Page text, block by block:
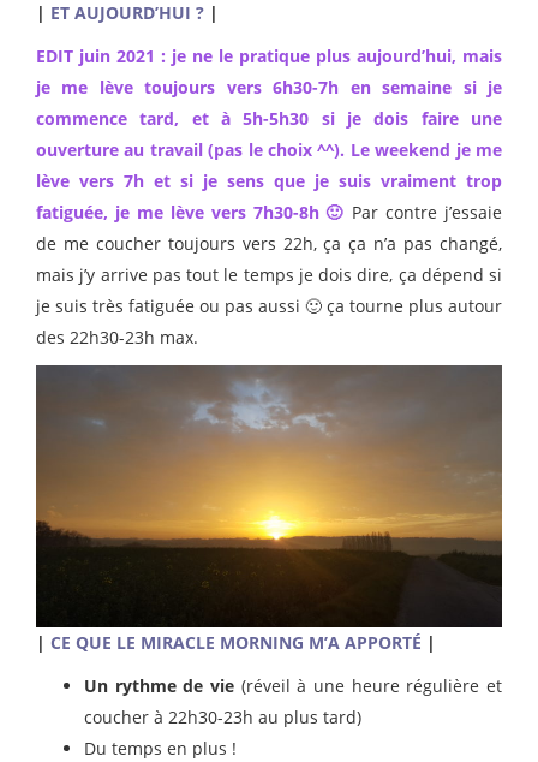
| ET AUJOURD’HUI ? |
EDIT juin 2021 : je ne le pratique plus aujourd’hui, mais
je me lève toujours vers 6h30-7h en semaine si je
commence tard, et à 5h-5h30 si je dois faire une
ouverture au travail (pas le choix ^^). Le weekend je me
lève vers 7h et si je sens que je suis vraiment trop
fatiguée, je me lève vers 7h30-8h 🙂 Par contre j’essaie
de me coucher toujours vers 22h, ça ça n’a pas changé,
mais j’y arrive pas tout le temps je dois dire, ça dépend si
je suis très fatiguée ou pas aussi 🙂 ça tourne plus autour
des 22h30-23h max.
| CE QUE LE MIRACLE MORNING M’A APPORTÉ |
Un rythme de vie (réveil à une heure régulière et
coucher à 22h30-23h au plus tard)
Du temps en plus !